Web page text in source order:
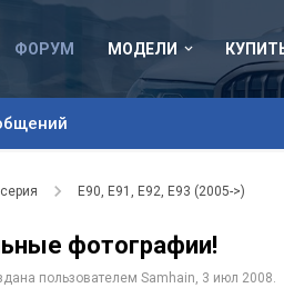
ФОРУМ МОДЕЛИ
E90, E91, E92, E93 (2005->)
фотографии!
пользователем Samhain, 3 июл 2008.